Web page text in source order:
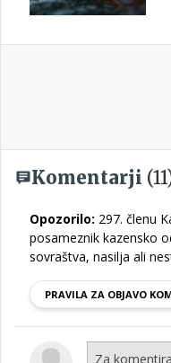
Komentarji
Opozorilo: 297. členu
posameznik kazensko
sovraštva, nasilja ali
PRAVILA ZA OBJAVO